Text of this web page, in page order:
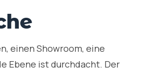
einen Showroom, eine
Ebene ist durchdacht. Der